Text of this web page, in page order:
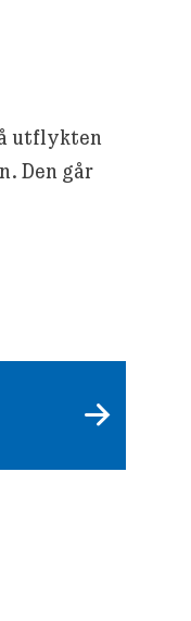
utflykten
Den går